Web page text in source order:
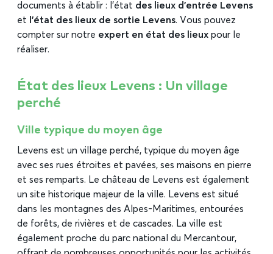
documents à établir : l’état des lieux d’entrée Levens
et l’état des lieux de sortie Levens. Vous pouvez
compter sur notre expert en état des lieux pour le
réaliser.
État des lieux Levens : Un village
perché
Ville typique du moyen âge
Levens est un village perché, typique du moyen âge
avec ses rues étroites et pavées, ses maisons en pierre
et ses remparts. Le château de Levens est également
un site historique majeur de la ville. Levens est situé
dans les montagnes des Alpes-Maritimes, entourées
de forêts, de rivières et de cascades. La ville est
également proche du parc national du Mercantour,